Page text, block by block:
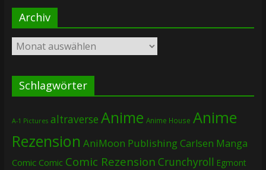
Archiv
Archiv
Schlagwörter
A-1 Pictures altraverse Anime Anime House Anime
Rezension AniMoon PublishingCarlsen Manga
Comic Comic Comic Rezension Crunchyroll Egmont